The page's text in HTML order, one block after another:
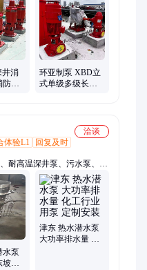
井消
防水
环亚制泵 XBD立
式单级多级长轴
洽谈
体验L1
回复及时
耐高温深井泵、污水泵、大
泵
水泵
坡泵
津东 热水潜水泵
大功率排水量 化